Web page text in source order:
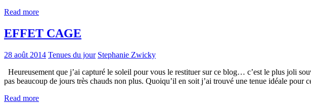
Read more
EFFET CAGE
28 août 2014 Tenues du jour Stephanie Zwicky
Heureusement que j’ai capturé le soleil pour vous le restituer sur ce blog… c’est le plus joli
pas beaucoup de jours très chauds non plus. Quoiqu’il en soit j’ai trouvé une tenue idéale pour
Read more